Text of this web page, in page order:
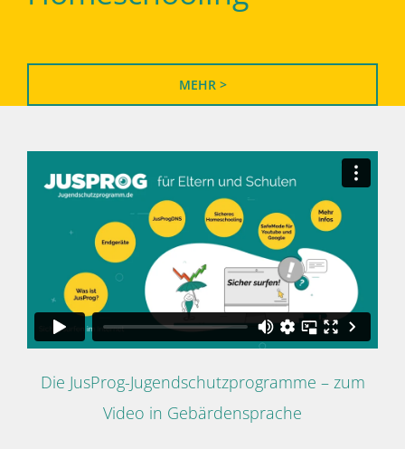
MEHR >
Die JusProg-Jugendschutzprogramme – zum
Video in Gebärdensprache